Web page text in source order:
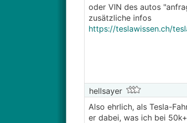
oder VIN des autos
zusätzliche infos
https://teslawissen.ch/
hellsayer
Also ehrlich, als Tesla-
er dabei, was ich bei